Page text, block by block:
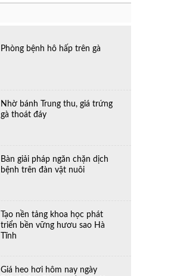
Phòng bệnh hô hấp trên gà
Nhờ bánh Trung thu, giá trứng
gà thoát đáy
Bàn giải pháp ngăn chặn dịch
bệnh trên đàn vật nuôi
Tạo nền tảng khoa học phát
triển bền vững hươu sao Hà
Tĩnh
Giá heo hơi hôm nay ngày